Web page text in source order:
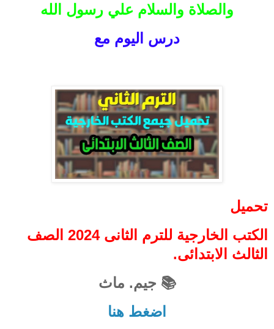
والصلاة والسلام علي رسول الله
درس اليوم مع
تحميل
الكتب الخارجية للترم الثانى 2024 الصف
الثالث الابتدائى.
📚 جيم. ماث
اضغط هنا